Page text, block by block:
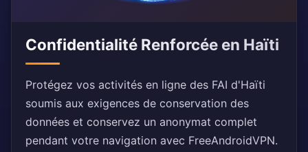
Confidentialité Renforcée en Haïti
Protégez vos activités en ligne des FAI d'Haïti
soumis aux exigences de conservation des
données et conservez un anonymat complet
pendant votre navigation avec FreeAndroidVPN.